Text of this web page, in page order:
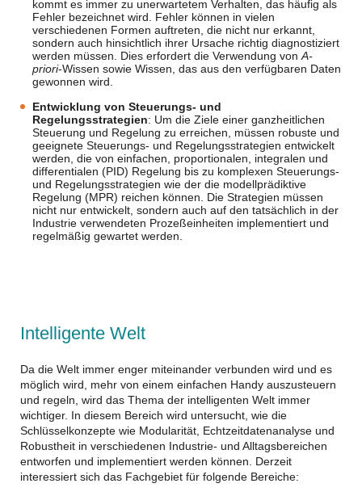
kommt es immer zu unerwartetem Verhalten, das häufig als
Fehler bezeichnet wird. Fehler können in vielen
verschiedenen Formen auftreten, die nicht nur erkannt,
sondern auch hinsichtlich ihrer Ursache richtig diagnostiziert
werden müssen. Dies erfordert die Verwendung von A-
priori-Wissen sowie Wissen, das aus den verfügbaren Daten
gewonnen wird.
Entwicklung von Steuerungs- und
Regelungsstrategien: Um die Ziele einer ganzheitlichen
Steuerung und Regelung zu erreichen, müssen robuste und
geeignete Steuerungs- und Regelungsstrategien entwickelt
werden, die von einfachen, proportionalen, integralen und
differentialen (PID) Regelung bis zu komplexen Steuerungs-
und Regelungsstrategien wie der die modellprädiktive
Regelung (MPR) reichen können. Die Strategien müssen
nicht nur entwickelt, sondern auch auf den tatsächlich in der
Industrie verwendeten Prozeßeinheiten implementiert und
regelmäßig gewartet werden.
Intelligente Welt
Da die Welt immer enger miteinander verbunden wird und es
möglich wird, mehr von einem einfachen Handy auszusteuern
und regeln, wird das Thema der intelligenten Welt immer
wichtiger. In diesem Bereich wird untersucht, wie die
Schlüsselkonzepte wie Modularität, Echtzeitdatenanalyse und
Robustheit in verschiedenen Industrie- und Alltagsbereichen
entworfen und implementiert werden können. Derzeit
interessiert sich das Fachgebiet für folgende Bereiche: